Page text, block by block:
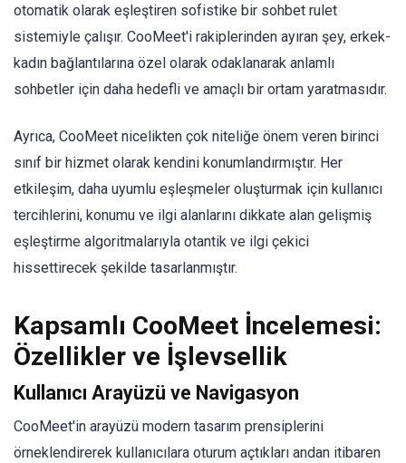
otomatik olarak eşleştiren sofistike bir sohbet rulet
sistemiyle çalışır. CooMeet'i rakiplerinden ayıran şey, erkek-
kadın bağlantılarına özel olarak odaklanarak anlamlı
sohbetler için daha hedefli ve amaçlı bir ortam yaratmasıdır.
Ayrıca, CooMeet nicelikten çok niteliğe önem veren birinci
sınıf bir hizmet olarak kendini konumlandırmıştır. Her
etkileşim, daha uyumlu eşleşmeler oluşturmak için kullanıcı
tercihlerini, konumu ve ilgi alanlarını dikkate alan gelişmiş
eşleştirme algoritmalarıyla otantik ve ilgi çekici
hissettirecek şekilde tasarlanmıştır.
Kapsamlı CooMeet İncelemesi:
Özellikler ve İşlevsellik
Kullanıcı Arayüzü ve Navigasyon
CooMeet'in arayüzü modern tasarım prensiplerini
örneklendirerek kullanıcılara oturum açtıkları andan itibaren